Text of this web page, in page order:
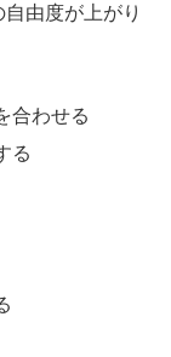
由度が上がり
合わせる
る